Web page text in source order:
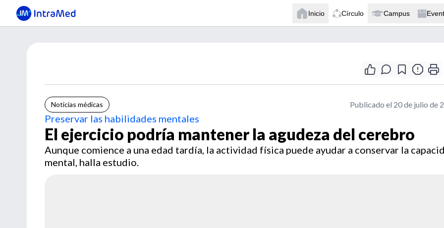
Inicio Círculo Campus
Noticias médicas Publicado el 20 de julio de
Preservar las habilidades mentales
El ejercicio podría mantener la agudeza del cerebro
Aunque comience a una edad tardía, la actividad física puede ayudar a conservar la
mental, halla estudio.